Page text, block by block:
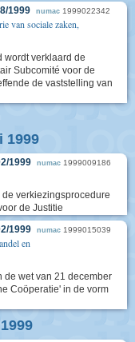
1999 numac 1999022342
van sociale zaken,
wordt verklaard de
Subcomité voor de
de vaststelling van
1999
1999 numac 1999009186
verkiezingsprocedure
de Justitie
1999 numac 1999015039
en
de wet van 21 december
Coöperatie' in de vorm